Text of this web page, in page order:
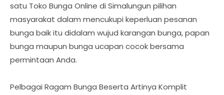
satu Toko Bunga Online di Simalungun pilihan
masyarakat dalam mencukupi keperluan pesanan
bunga baik itu didalam wujud karangan bunga, papan
bunga maupun bunga ucapan cocok bersama
permintaan Anda.
Pelbagai Ragam Bunga Beserta Artinya Komplit